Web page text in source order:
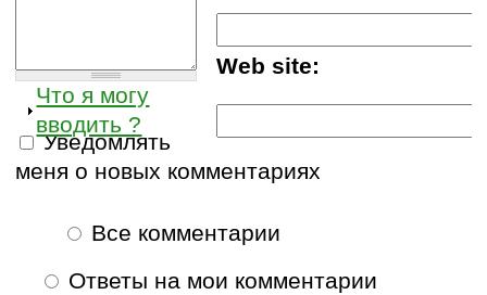
Web site:
Что я могу
вводить ?
Уведомлять
меня о новых комментариях
Все комментарии
Ответы на мои комментарии